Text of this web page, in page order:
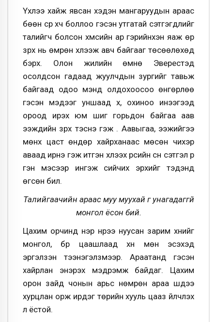
Үхлээ хайж явсан хэдэн мангаруудын араас
бөөн сүр хүч боллоо гэсэн утгатай сэтгэгдлийг
талийгч болсон хүмүүсийн ар гэрийнхэн яаж өр
зүрх нь өмрөн хүлээж авч байгааг төсөөлөхөд
бэрх. Олон жилийн өмнө Эверестэд
осолдсон гадаад жуулчдын зургийг тавьж
байгаад одоо мэнд олдохоосоо өнгөрлөө
гэсэн мэдээг уншаад хүү, охиноо инээгээд
ороод ирэх юм шиг горьдон байгаа аав
ээжүүдийн зүрх тэснэ гэж үү. Аавыгаа, ээжийгээ
мөнх цаст өндөр хайрханаас мөсөн чихэр
аваад ирнэ гэж итгэн хүлээх үрсийн сүүн сэтгэл рүү
үгэн мэсээр ингэж сийчих эрхийг тэдэнд
өгсөн билүү.
Талийгаачийн араас муу муухай үг унагадаггүй
монгол ёсон бий.
Цахим орчинд нэр нүүрээ нуусан зарим хүнийг
монгол, бүр цаашлаад хүн мөн эсэхэд
эргэлзэн тээнэгэлзмээр. Араатанд гэсэн
хайрлан энэрэх мэдрэмж байдаг. Цахим
орон зайд чонын арьс нөмрөн араа шүдээ
хурцлан орж ирдэг төрийн хууль цааз үйлчлэх
л ёстой.